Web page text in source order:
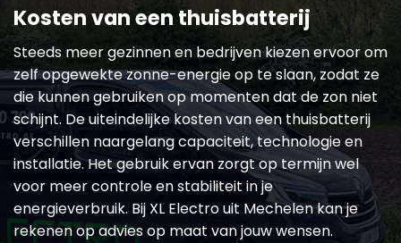
Kosten van een thuisbatterij
Steeds meer gezinnen en bedrijven kiezen ervoor om
zelf opgewekte zonne-energie op te slaan, zodat ze
die kunnen gebruiken op momenten dat de zon niet
schijnt. De uiteindelijke kosten van een thuisbatterij
verschillen naargelang capaciteit, technologie en
installatie. Het gebruik ervan zorgt op termijn wel
voor meer controle en stabiliteit in je
energieverbruik. Bij XL Electro uit Mechelen kan je
rekenen op advies op maat van jouw wensen.